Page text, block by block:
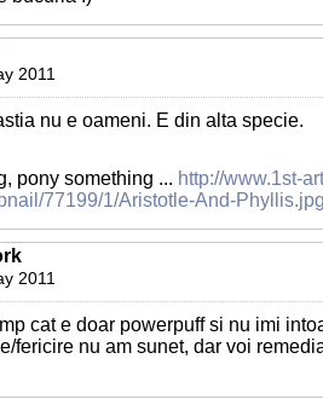
2011
nu e oameni. E din alta specie.
pony something ... http://www.1st-
77199/1/Aristotle-And-
2011
cat e doar powerpuff si nu imi
fericire nu am sunet, dar voi